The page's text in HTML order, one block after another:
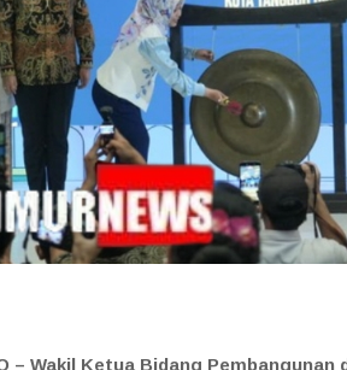
– Wakil Ketua Bidang